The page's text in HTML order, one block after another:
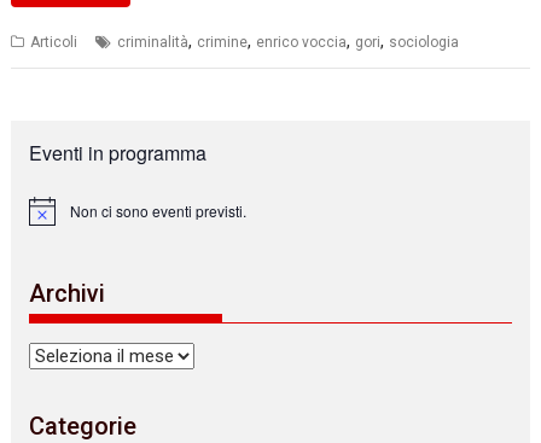
Articoli criminalità, crimine, enrico voccia, gori, sociologia
Eventi in programma
N
c
e
Non ci sono eventi previsti.
Archivi
Archivi
Categorie